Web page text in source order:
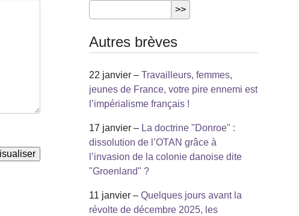
Autres brèves
22 janvier – Travailleurs, femmes,
jeunes de France, votre pire ennemi est
l’impérialisme français !
17 janvier – La doctrine "Donroe" :
dissolution de l’OTAN grâce à
l’invasion de la colonie danoise dite
"Groenland" ?
11 janvier – Quelques jours avant la
révolte de décembre 2025, les